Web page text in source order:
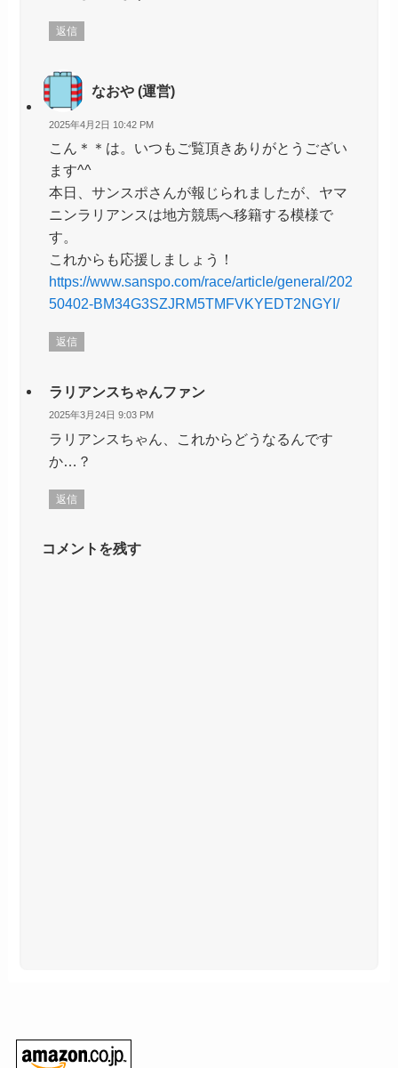
返信
なおや (運営)
2025年4月2日 10:42 PM
こん＊＊は。いつもご覧頂きありがとうござい
ます^^
本日、サンスポさんが報じられましたが、ヤマ
ニンラリアンスは地方競馬へ移籍する模様で
す。
これからも応援しましょう！
https://www.sanspo.com/race/article/general/202
50402-BM34G3SZJRM5TMFVKYEDT2NGYI/
返信
ラリアンスちゃんファン
2025年3月24日 9:03 PM
ラリアンスちゃん、これからどうなるんです
か…？
返信
コメントを残す